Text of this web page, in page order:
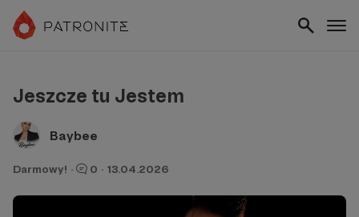
Jeszcze tu Jestem
Baybee
Darmowy! · 0 · 13.04.2026